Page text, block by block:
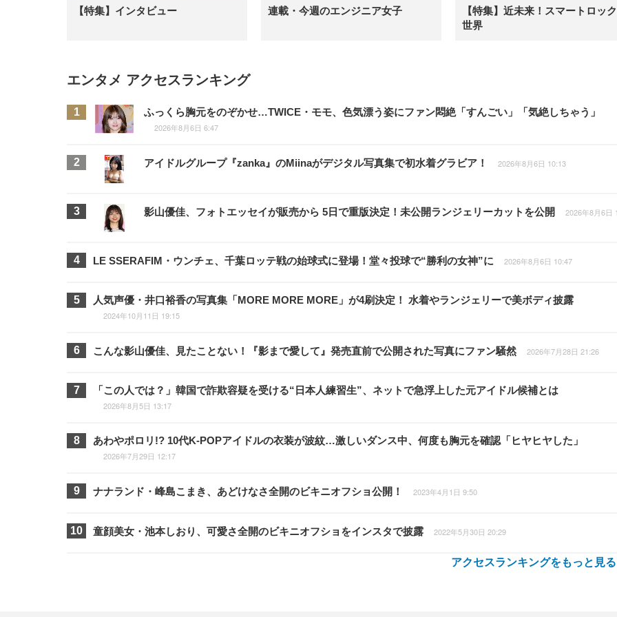
【特集】インタビュー 連載・今週のエンジニア女子
【特集】近未来！スマートロッ
世界
エンタメ アクセスランキング
ふっくら胸元をのぞかせ…TWICE・モモ、色気漂う姿にファン悶絶「すんごい」「気絶しちゃう」
2026年8月6日 6:47
アイドルグループ『zanka』のMiinaがデジタル写真集で初水着グラビア！ 2026年8月6日 10:13
影山優佳、フォトエッセイが販売から 5日で重版決定！未公開ランジェリーカットを公開 2026年8月6日
LE SSERAFIM・ウンチェ、千葉ロッテ戦の始球式に登場！堂々投球で“勝利の女神”に 2026年8月6日 10:47
人気声優・井口裕香の写真集「MORE MORE MORE」が4刷決定！ 水着やランジェリーで美ボディ披露
2024年10月11日 19:15
こんな影山優佳、見たことない！『影まで愛して』発売直前で公開された写真にファン騒然 2026年7月28日 21:26
「この人では？」韓国で詐欺容疑を受ける“日本人練習生”、ネットで急浮上した元アイドル候補とは
2026年8月5日 13:17
あわやポロリ!? 10代K-POPアイドルの衣装が波紋…激しいダンス中、何度も胸元を確認「ヒヤヒヤした」
2026年7月29日 12:17
ナナランド・峰島こまき、あどけなさ全開のビキニオフショ公開！ 2023年4月1日 9:50
童顔美女・池本しおり、可愛さ全開のビキニオフショをインスタで披露 2022年5月30日 20:29
アクセスランキングをもっと見る